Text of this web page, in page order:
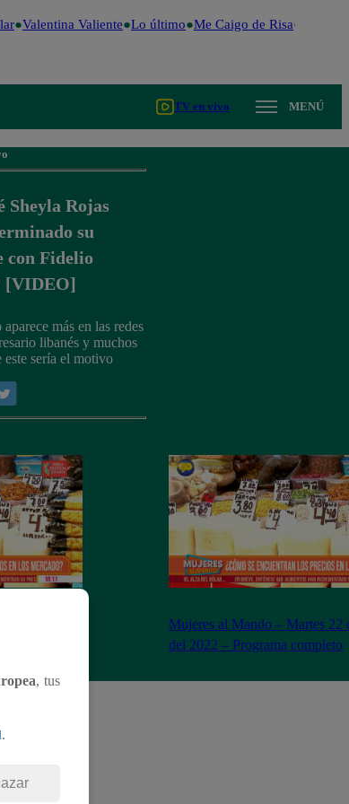
Valentina Valiente Lo último Me Caigo de Risa
TV en vivo MENÚ
Sheyla Rojas
su
con Fidelio
[VIDEO]
más en las redes
libanés y muchos
este sería el motivo
Mujeres al Mando – Martes 22
del 2022 – Programa completo
, tus
.